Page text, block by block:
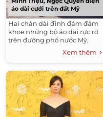
áo dài cưới trên đất Mỹ
Hai chân dài đình đám đám
khoe những bộ áo dài rực rỡ
trên đường phố nước Mỹ.
Xem thêm